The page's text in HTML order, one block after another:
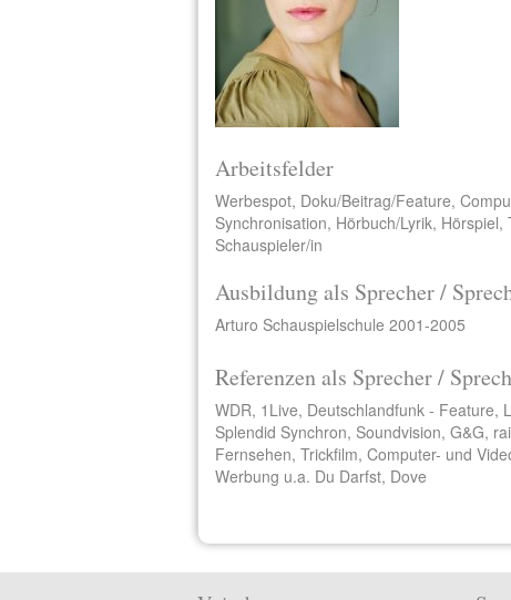
Arbeitsfelder
Werbespot, Doku/Beitrag/Feature,
Synchronisation, Hörbuch/Lyrik, Hörspiel,
Schauspieler/in
Ausbildung als Sprecher /
Arturo Schauspielschule 2001-2005
Referenzen als Sprecher /
WDR, 1Live, Deutschlandfunk - Feature,
Splendid Synchron, Soundvision, G&G,
Fernsehen, Trickfilm, Computer- und
Werbung u.a. Du Darfst, Dove